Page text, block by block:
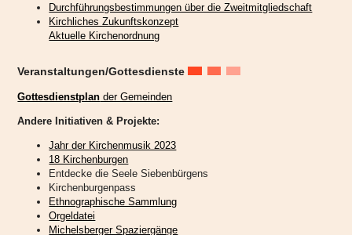
„Endlich sind die Engel an ihrem Platz,“
Katharina Schmidt in ihrer Rede in der Bergkirche Mitte Juli in
Hetzeldorf anlässlich eines feierlichen Gottesdienstes zur Fertigstellung
dieses besonderen Projekts.
Die Kirche auf dem Hetzeldorfer Friedhof wurde dank zahlreicher Spenden in
den Jahren 2021 bis 2023 umfassend renoviert und danach feierlich wieder
Durchführungsbestimmungen über die Zweitmitgliedschaft
Kirchliches Zukunftskonzept
Aktuelle Kirchenordnung
Veranstaltungen/Gottesdienste
Gottesdienstplan der Gemeinden
Andere Initiativen & Projekte:
Jahr der Kirchenmusik 2023
18 Kirchenburgen
Entdecke die Seele Siebenbürgens
Kirchenburgenpass
Ethnographische Sammlung
Orgeldatei
Michelsberger Spaziergänge